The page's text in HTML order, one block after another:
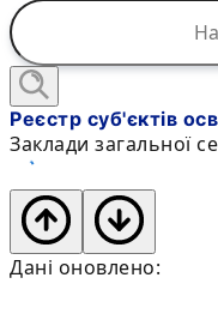
Реєстр суб'єктів
Заклади загальної
Дані оновлено: